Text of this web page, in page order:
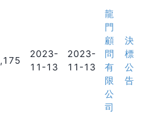
2023-
11-13
2023-
11-13
龍
門
顧
問
有
限
公
司
決
標
公
告